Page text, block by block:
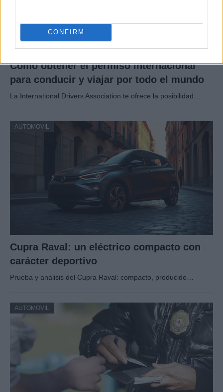
CONFIRM
Cómo obtener el permiso internacional
para conducir y viajar por todo el mundo
La International Drivers Association te ofrece la posibilidad…
AUTOMOVIL
Cupra Raval: un eléctrico compacto con
carácter deportivo
Prueba y análisis del Cupra Raval: compacto, producido…
AUTOMOVIL